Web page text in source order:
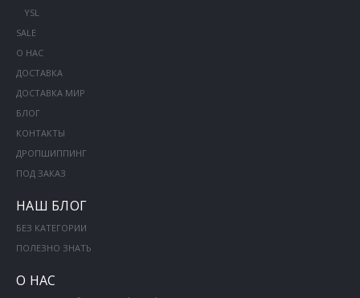
YSL
SALE
О НАС
ДОСТАВКА
ДОСТАВКА МИР
БЛОГ
КОНТАКТЫ
ДРОПШИППИНГ
ПОД ЗАКАЗ
НАШ БЛОГ
БЕЗ КАТЕГОРИИ
ПОЛЕЗНО ЗНАТЬ
О НАС